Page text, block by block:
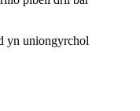
yn uniongyrchol